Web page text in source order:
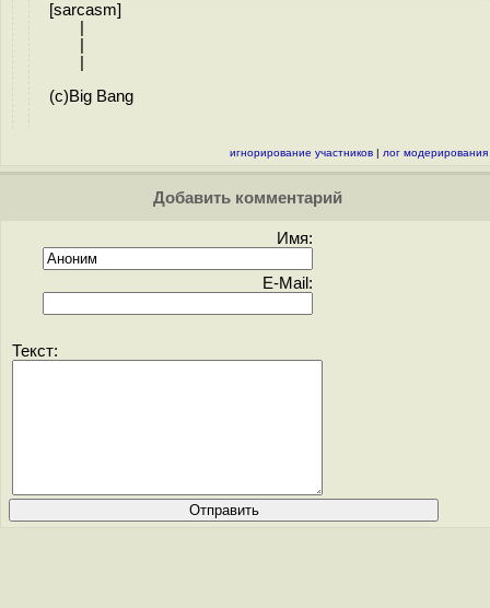
[sarcasm]
(c)Big Bang
игнорирование участников | лог модерирования
Добавить комментарий
Имя:
E-Mail:
Текст: